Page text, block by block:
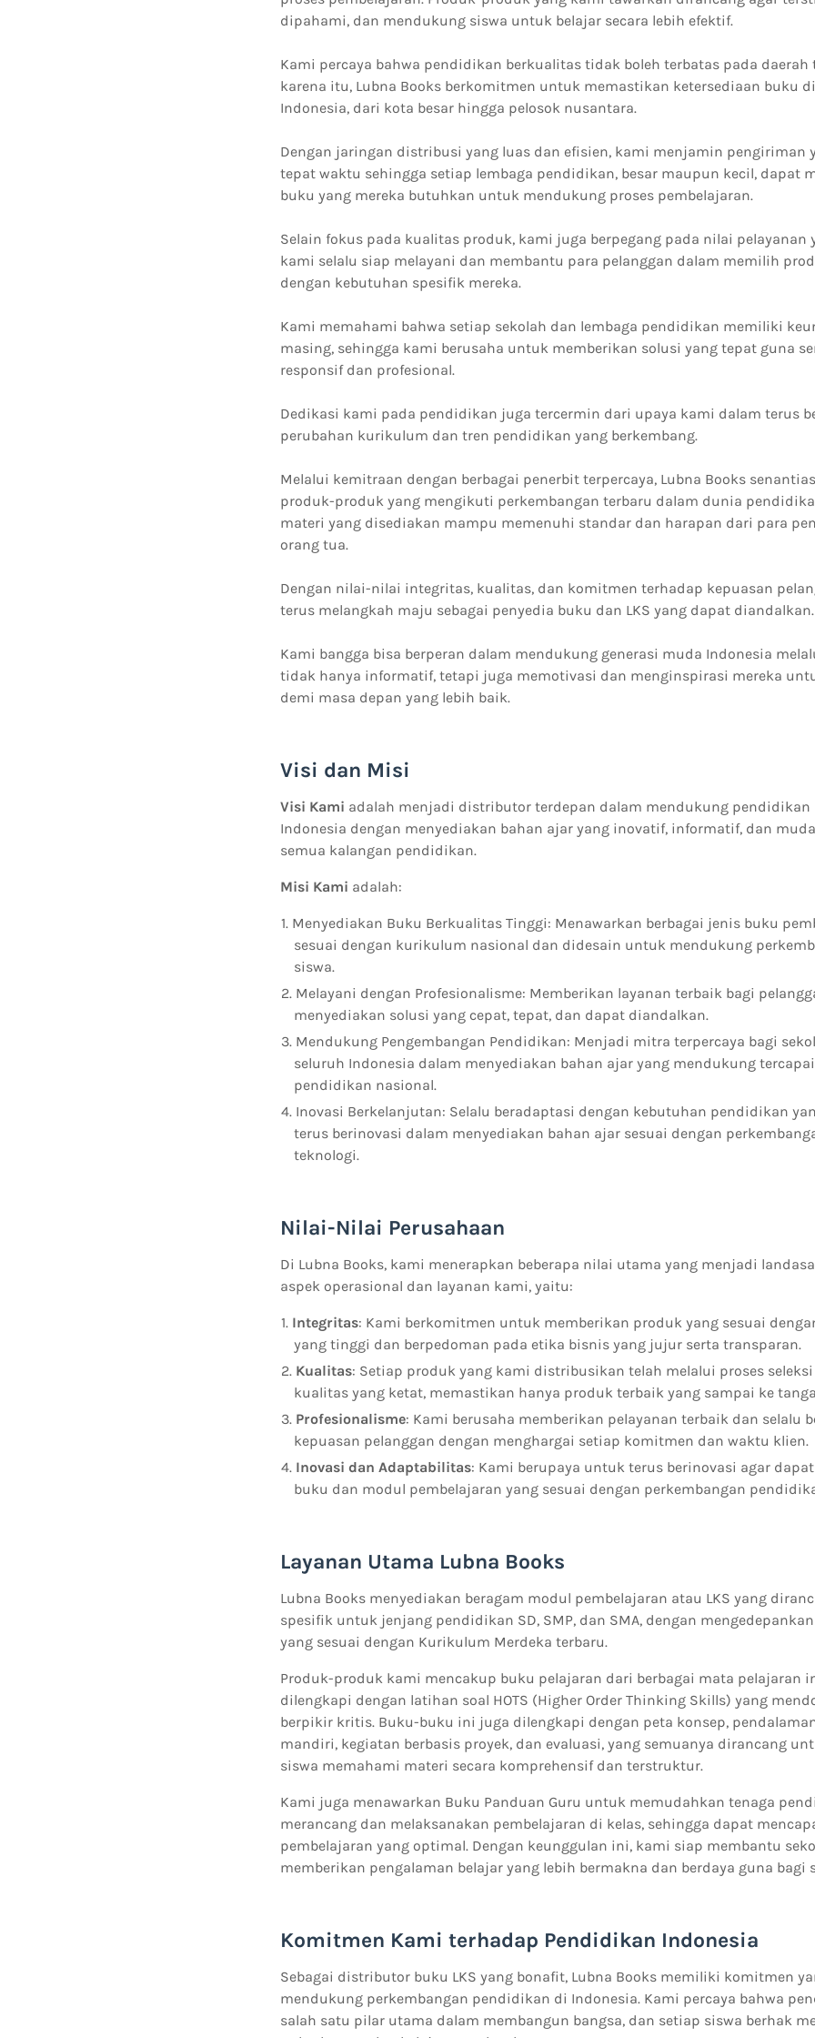
dipahami, dan mendukung siswa untuk belajar secara lebih efektif.
Kami percaya bahwa pendidikan berkualitas tidak boleh terbatas pada daerah
karena itu, Lubna Books berkomitmen untuk memastikan ketersediaan buku
Indonesia, dari kota besar hingga pelosok nusantara.
Dengan jaringan distribusi yang luas dan efisien, kami menjamin pengiriman
tepat waktu sehingga setiap lembaga pendidikan, besar maupun kecil, dapat
buku yang mereka butuhkan untuk mendukung proses pembelajaran.
Selain fokus pada kualitas produk, kami juga berpegang pada nilai pelayanan
kami selalu siap melayani dan membantu para pelanggan dalam memilih
dengan kebutuhan spesifik mereka.
Kami memahami bahwa setiap sekolah dan lembaga pendidikan memiliki
masing, sehingga kami berusaha untuk memberikan solusi yang tepat guna
responsif dan profesional.
Dedikasi kami pada pendidikan juga tercermin dari upaya kami dalam terus
perubahan kurikulum dan tren pendidikan yang berkembang.
Melalui kemitraan dengan berbagai penerbit terpercaya, Lubna Books
produk-produk yang mengikuti perkembangan terbaru dalam dunia
materi yang disediakan mampu memenuhi standar dan harapan dari para
orang tua.
Dengan nilai-nilai integritas, kualitas, dan komitmen terhadap kepuasan
terus melangkah maju sebagai penyedia buku dan LKS yang dapat diandalkan.
Kami bangga bisa berperan dalam mendukung generasi muda Indonesia
tidak hanya informatif, tetapi juga memotivasi dan menginspirasi mereka
demi masa depan yang lebih baik.
Visi dan Misi
Visi Kami adalah menjadi distributor terdepan dalam mendukung pendidikan
Indonesia dengan menyediakan bahan ajar yang inovatif, informatif, dan
semua kalangan pendidikan.
Misi Kami adalah:
Menyediakan Buku Berkualitas Tinggi: Menawarkan berbagai jenis buku
sesuai dengan kurikulum nasional dan didesain untuk mendukung
siswa.
Melayani dengan Profesionalisme: Memberikan layanan terbaik bagi
menyediakan solusi yang cepat, tepat, dan dapat diandalkan.
Mendukung Pengembangan Pendidikan: Menjadi mitra terpercaya bagi
seluruh Indonesia dalam menyediakan bahan ajar yang mendukung
pendidikan nasional.
Inovasi Berkelanjutan: Selalu beradaptasi dengan kebutuhan pendidikan
terus berinovasi dalam menyediakan bahan ajar sesuai dengan
teknologi.
Nilai-Nilai Perusahaan
Di Lubna Books, kami menerapkan beberapa nilai utama yang menjadi
aspek operasional dan layanan kami, yaitu:
Integritas: Kami berkomitmen untuk memberikan produk yang sesuai
yang tinggi dan berpedoman pada etika bisnis yang jujur serta transparan.
Kualitas: Setiap produk yang kami distribusikan telah melalui proses
kualitas yang ketat, memastikan hanya produk terbaik yang sampai ke
Profesionalisme: Kami berusaha memberikan pelayanan terbaik dan selalu
kepuasan pelanggan dengan menghargai setiap komitmen dan waktu klien.
Inovasi dan Adaptabilitas: Kami berupaya untuk terus berinovasi agar
buku dan modul pembelajaran yang sesuai dengan perkembangan
Layanan Utama Lubna Books
Lubna Books menyediakan beragam modul pembelajaran atau LKS yang
spesifik untuk jenjang pendidikan SD, SMP, dan SMA, dengan
yang sesuai dengan Kurikulum Merdeka terbaru.
Produk-produk kami mencakup buku pelajaran dari berbagai mata pelajaran
dilengkapi dengan latihan soal HOTS (Higher Order Thinking Skills) yang
berpikir kritis. Buku-buku ini juga dilengkapi dengan peta konsep,
mandiri, kegiatan berbasis proyek, dan evaluasi, yang semuanya dirancang
siswa memahami materi secara komprehensif dan terstruktur.
Kami juga menawarkan Buku Panduan Guru untuk memudahkan tenaga
merancang dan melaksanakan pembelajaran di kelas, sehingga dapat
pembelajaran yang optimal. Dengan keunggulan ini, kami siap membantu
memberikan pengalaman belajar yang lebih bermakna dan berdaya guna bagi
Komitmen Kami terhadap Pendidikan Indonesia
Sebagai distributor buku LKS yang bonafit, Lubna Books memiliki komitmen
mendukung perkembangan pendidikan di Indonesia. Kami percaya bahwa
salah satu pilar utama dalam membangun bangsa, dan setiap siswa berhak